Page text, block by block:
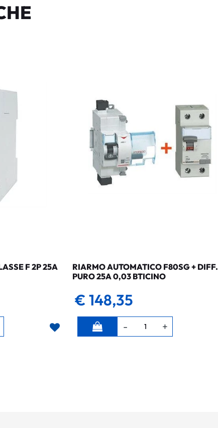
F 2P 25A
RIARMO AUTOMATICO F80SG + DIFF.
PURO 25A 0,03 BTICINO
€ 148,35
Quantità